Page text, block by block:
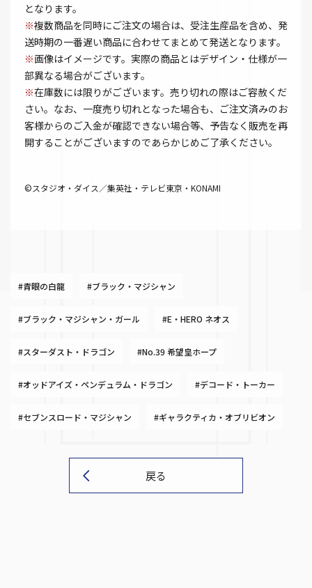
となります。
※複数商品を同時にご注文の場合は、受注生産品を含め、発
送時期の一番遅い商品に合わせてまとめて発送となります。
※画像はイメージです。実際の商品とはデザイン・仕様が一
部異なる場合がございます。
※在庫数には限りがございます。売り切れの際はご容赦くだ
さい。なお、一度売り切れとなった場合も、ご注文済みのお
客様からのご入金が確認できない場合等、予告なく販売を再
開することがございますのであらかじめご了承ください。
©スタジオ・ダイス／集英社・テレビ東京・KONAMI
#青眼の白龍 #ブラック・マジシャン
#ブラック・マジシャン・ガール #E・HERO ネオス
#スターダスト・ドラゴン #No.39 希望皇ホープ
#オッドアイズ・ペンデュラム・ドラゴン #デコード・トーカー
#セブンスロード・マジシャン #ギャラクティカ・オブリビオン
戻る